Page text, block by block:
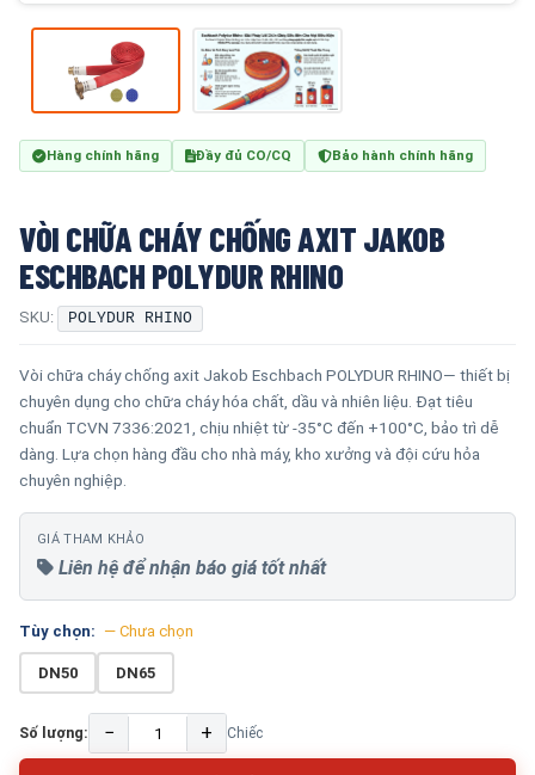
Hàng chính hãng Đầy đủ CO/CQ Bảo hành chính hãng
VÒI CHỮA CHÁY CHỐNG AXIT JAKOB
ESCHBACH​​​​​​​ POLYDUR RHINO
SKU: POLYDUR RHINO
Vòi chữa cháy chống axit Jakob Eschbach POLYDUR RHINO— thiết bị
chuyên dụng cho chữa cháy hóa chất, dầu và nhiên liệu. Đạt tiêu
chuẩn TCVN 7336:2021, chịu nhiệt từ -35°C đến +100°C, bảo trì dễ
dàng. Lựa chọn hàng đầu cho nhà máy, kho xưởng và đội cứu hỏa
chuyên nghiệp.
GIÁ THAM KHẢO
Liên hệ để nhận báo giá tốt nhất
Tùy chọn: — Chưa chọn
DN50 DN65
Số lượng: − + Chiếc